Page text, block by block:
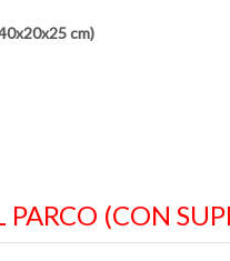
cm)
PARCO (CON